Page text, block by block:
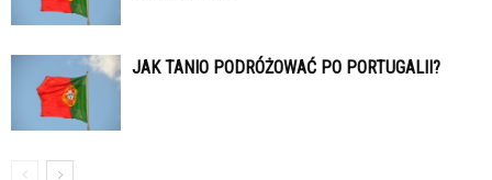
JAK TANIO PODRÓŻOWAĆ PO PORTUGALII?